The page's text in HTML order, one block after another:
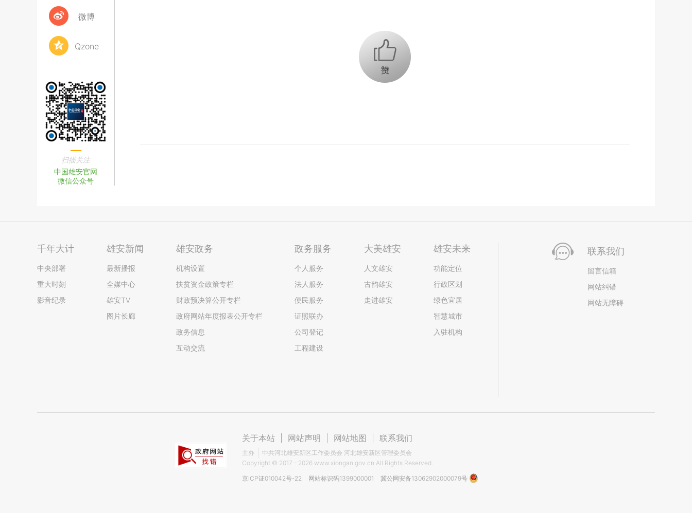
微博
Qzone
扫描关注
中国雄安官网
微信公众号
+1
千年大计
中央部署
重大时刻
影音纪录
雄安新闻
最新播报
全媒中心
雄安TV
图片长廊
雄安政务
机构设置
扶贫资金政策专栏
财政预决算公开专栏
政府网站年度报表公开专栏
政务信息
互动交流
政务服务
个人服务
法人服务
便民服务
证照联办
公司登记
工程建设
大美雄安
人文雄安
古韵雄安
走进雄安
雄安未来
功能定位
行政区划
绿色宜居
智慧城市
入驻机构
联系我们
留言信箱
网站纠错
网站无障碍
关于本站 网站声明 网站地图 联系我们
主办
中共河北雄安新区工作委员会 河北雄安新区管理委员会
Copyright © 2017 - 2026 www.xiongan.gov.cn All Rights Reserved.
京ICP证010042号-22
网站标识码1399000001 冀公网安备13062902000079号